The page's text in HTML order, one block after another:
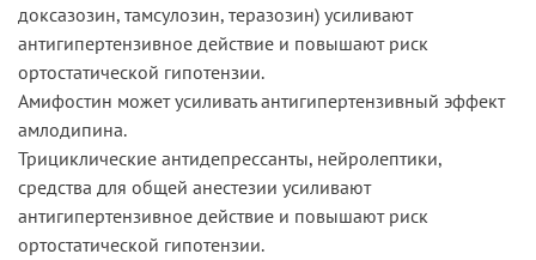
доксазозин, тамсулозин, теразозин) усиливают
антигипертензивное действие и повышают риск
ортостатической гипотензии.
Амифостин может усиливать антигипертензивный эффект
амлодипина.
Трициклические антидепрессанты, нейролептики,
средства для общей анестезии усиливают
антигипертензивное действие и повышают риск
ортостатической гипотензии.